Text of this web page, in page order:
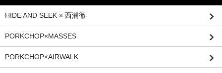
HIDE AND SEEK × 西浦徹
PORKCHOP×MASSES
PORKCHOP×AIRWALK